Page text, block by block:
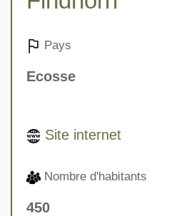
Pays
Ecosse
Site internet
Nombre d'habitants
450